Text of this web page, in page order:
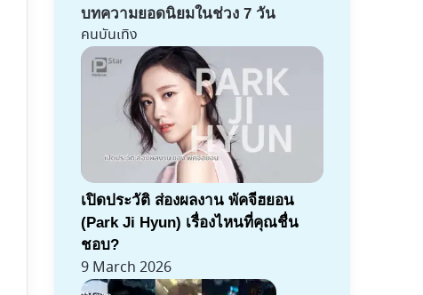
บทความยอดนิยมในช่วง 7 วัน
คนบันเทิง
เปิดประวัติ ส่องผลงาน พัคจีฮยอน
(Park Ji Hyun) เรื่องไหนที่คุณชื่น
ชอบ?
9 March 2026